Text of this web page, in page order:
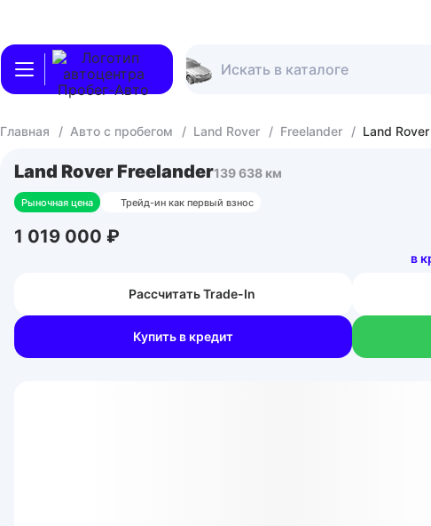
Главная / Авто с пробегом / Land Rover / Freelander / Land
Land Rover Freelander139 638 км
Рыночная цена Трейд-ин как первый взнос
1 019 000 ₽
в
Рассчитать Trade-In
Купить в кредит